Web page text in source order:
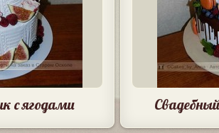
с ягодами